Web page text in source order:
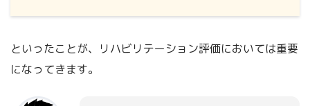
といったことが、リハビリテーション評価においては重要
になってきます。